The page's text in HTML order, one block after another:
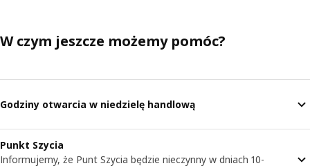
W czym jeszcze możemy pomóc?
Godziny otwarcia w niedzielę handlową
Punkt Szycia
Informujemy, że Punt Szycia będzie nieczynny w dniach 10-